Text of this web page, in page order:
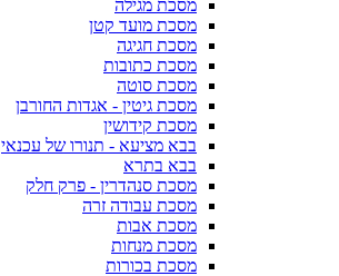
מסכת מגילה
מסכת מועד קטן
מסכת חגיגה
מסכת כתובות
מסכת סוטה
מסכת גיטין - אגדות החורבן
מסכת קידושין
בבא מציעא - תנורו של עכנאי
בבא בתרא
מסכת סנהדרין - פרק חלק
מסכת עבודה זרה
מסכת אבות
מסכת מנחות
מסכת בכורות